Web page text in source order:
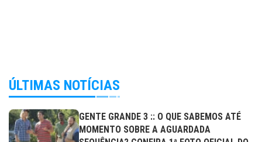
ÚLTIMAS NOTÍCIAS
GENTE GRANDE 3 :: O QUE SABEMOS ATÉ
MOMENTO SOBRE A AGUARDADA